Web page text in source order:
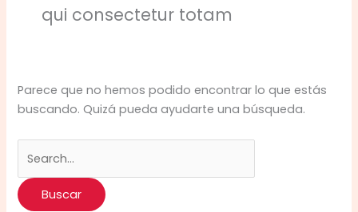
qui consectetur totam
Parece que no hemos podido encontrar lo que estás
buscando. Quizá pueda ayudarte una búsqueda.